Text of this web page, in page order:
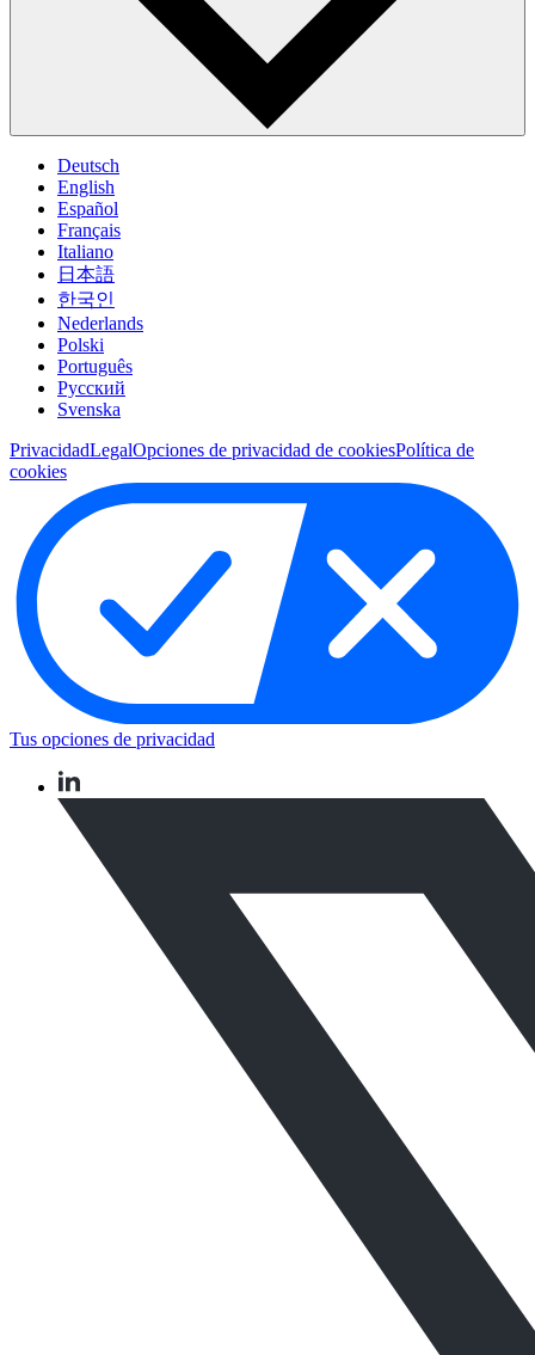
Deutsch
English
Español
Français
Italiano
日本語
한국인
Nederlands
Polski
Português
Pусский
Svenska
PrivacidadLegalOpciones de privacidad de cookiesPolítica de
cookies
Tus opciones de privacidad